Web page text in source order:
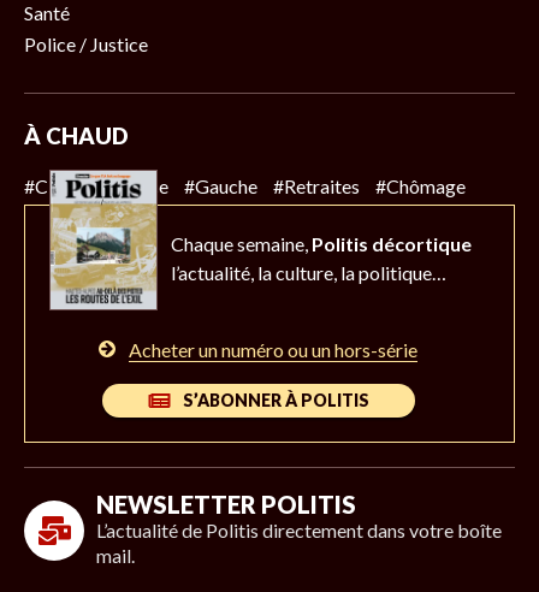
Santé
Police / Justice
À CHAUD
#Climat #Police #Gauche #Retraites #Chômage
Chaque semaine, Politis décortique
l’actualité, la culture, la politique…
Acheter un numéro ou un hors-série
S’ABONNER À POLITIS
NEWSLETTER POLITIS
L’actualité de Politis directement dans votre boîte
mail.